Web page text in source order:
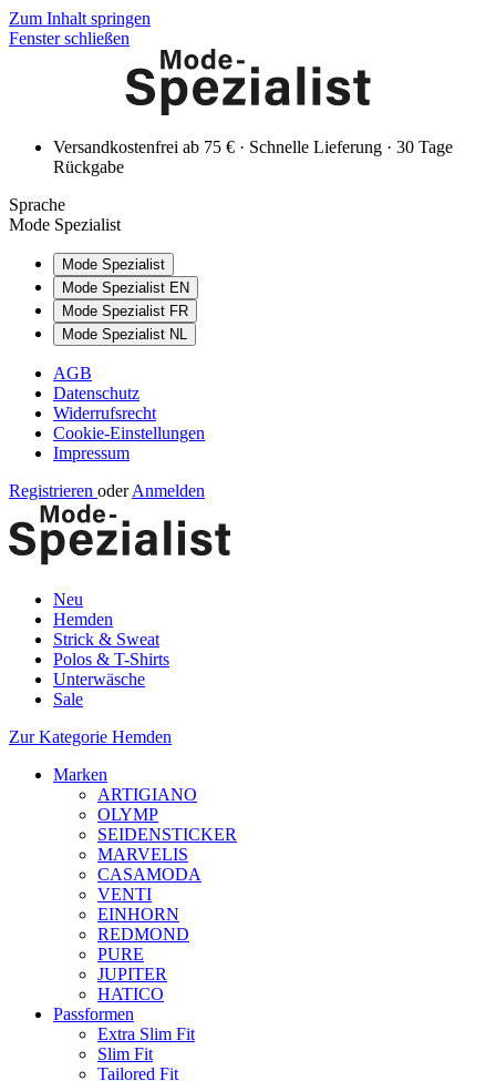
Zum Inhalt springen
Fenster schließen
Versandkostenfrei ab 75 € · Schnelle Lieferung · 30 Tage
Rückgabe
Sprache
Mode Spezialist
Mode Spezialist
Mode Spezialist EN
Mode Spezialist FR
Mode Spezialist NL
AGB
Datenschutz
Widerrufsrecht
Cookie-Einstellungen
Impressum
Registrieren oder Anmelden
Neu
Hemden
Strick & Sweat
Polos & T-Shirts
Unterwäsche
Sale
Zur Kategorie Hemden
Marken
ARTIGIANO
OLYMP
SEIDENSTICKER
MARVELIS
CASAMODA
VENTI
EINHORN
REDMOND
PURE
JUPITER
HATICO
Passformen
Extra Slim Fit
Slim Fit
Tailored Fit